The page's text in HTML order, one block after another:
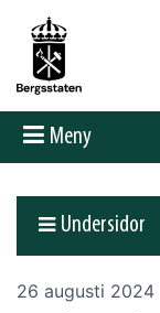
Meny
Undersidor
26 augusti 2024